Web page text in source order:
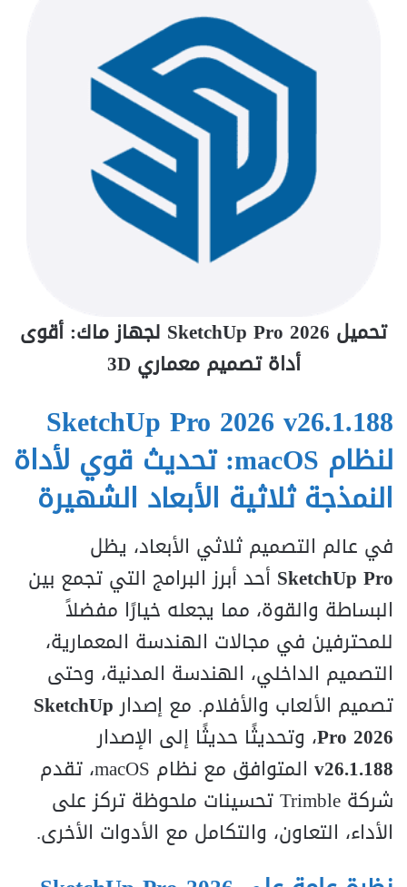
تحميل SketchUp Pro 2026 لجهاز ماك: أقوى
أداة تصميم معماري 3D
SketchUp Pro 2026 v26.1.188
لنظام macOS: تحديث قوي لأداة
النمذجة ثلاثية الأبعاد الشهيرة
في عالم التصميم ثلاثي الأبعاد، يظل
SketchUp Pro أحد أبرز البرامج التي تجمع بين
البساطة والقوة، مما يجعله خيارًا مفضلاً
للمحترفين في مجالات الهندسة المعمارية،
التصميم الداخلي، الهندسة المدنية، وحتى
تصميم الألعاب والأفلام. مع إصدارSketchUp
Pro 2026، وتحديثًا حديثًا إلى الإصدار
v26.1.188
المتوافق مع نظام macOS، تقدم
شركة Trimble تحسينات ملحوظة تركز على
الأداء، التعاون، والتكامل مع الأدوات الأخرى.